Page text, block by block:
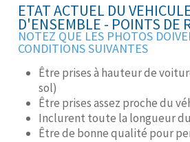
ETAT ACTUEL DU
D'ENSEMBLE - POINTS DE
NOTEZ QUE LES PHOTOS
CONDITIONS SUIVANTES
Être prises à hauteur de
sol)
Être prises assez proche du
Inclurent toute la longueur
Être de bonne qualité pour